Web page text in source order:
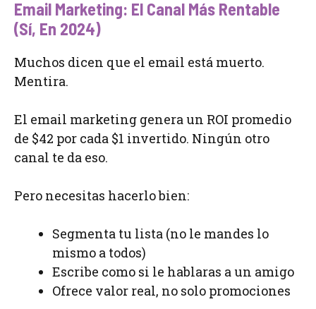
Email Marketing: El Canal Más Rentable
(Sí, En 2024)
Muchos dicen que el email está muerto.
Mentira.
El email marketing genera un ROI promedio
de $42 por cada $1 invertido. Ningún otro
canal te da eso.
Pero necesitas hacerlo bien:
Segmenta tu lista (no le mandes lo
mismo a todos)
Escribe como si le hablaras a un amigo
Ofrece valor real, no solo promociones